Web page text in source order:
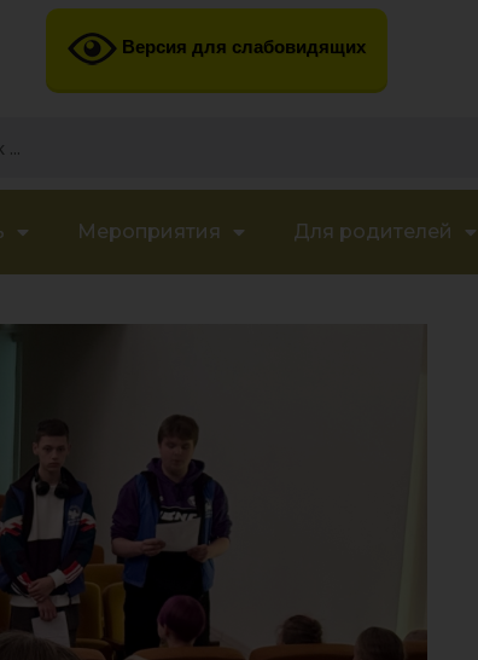
Версия для слабовидящих
Мероприятия Для родителей